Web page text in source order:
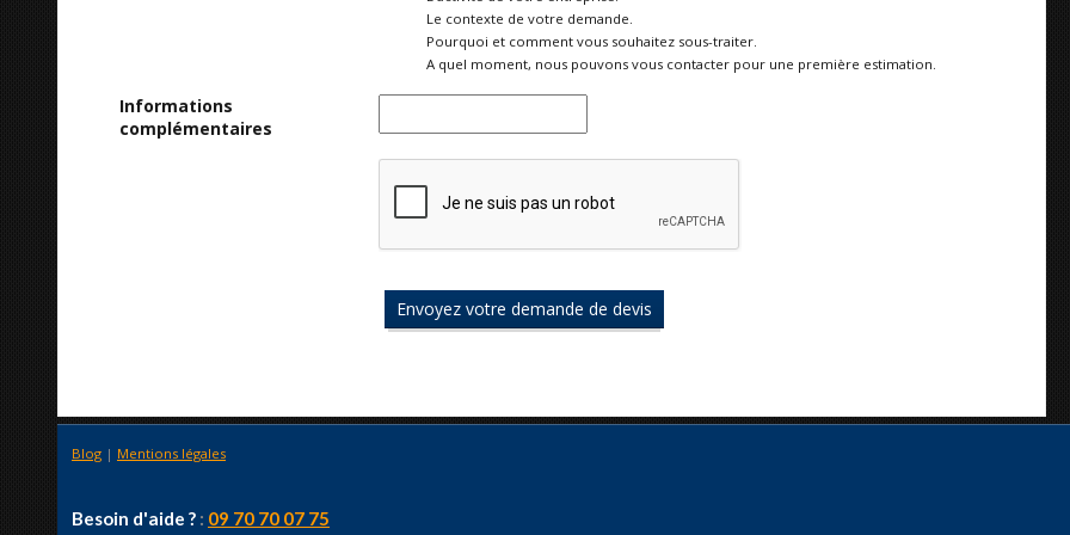
Le contexte de votre demande.
Pourquoi et comment vous souhaitez sous-traiter.
A quel moment, nous pouvons vous contacter pour une première estimation.
Informations
complémentaires
Blog | Mentions légales
Besoin d'aide ? : 09 70 70 07 75